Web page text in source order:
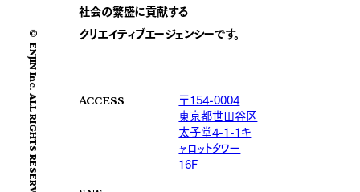
© ENJIN Inc. ALL RIGHTS RESERVED.
社会の繁盛に貢献する
クリエイティブエージェンシーです。
ACCESS
〒154-0004
東京都世田谷区
太子堂4-1-1キ
ャロットタワー
16F